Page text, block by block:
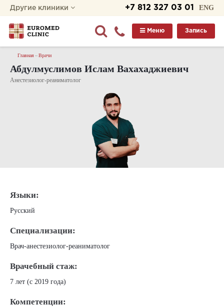
ENG
+7 812 327 03 01
Другие клиники
Запись
Меню
Главная Врачи
Абдулмуслимов Ислам Вахахаджиевич
Анестезиолог-реаниматолог
Языки:
Русский
Специализации:
Врач-анестезиолог-реаниматолог
Врачебный стаж:
7 лет (с 2019 года)
Компетенции: